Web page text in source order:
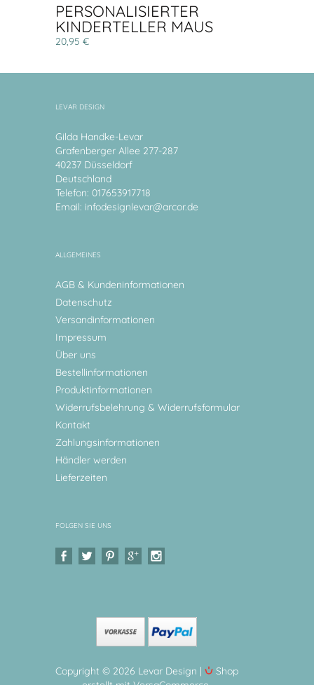
PERSONALISIERTER
KINDERTELLER MAUS
20,95 €
LEVAR DESIGN
Gilda Handke-Levar
Grafenberger Allee 277-287
40237 Düsseldorf
Deutschland
Telefon: 017653917718
Email: infodesignlevar@arcor.de
ALLGEMEINES
AGB & Kundeninformationen
Datenschutz
Versandinformationen
Impressum
Über uns
Bestellinformationen
Produktinformationen
Widerrufsbelehrung & Widerrufsformular
Kontakt
Zahlungsinformationen
Händler werden
Lieferzeiten
FOLGEN SIE UNS
Copyright © 2026 Levar Design |
Shop